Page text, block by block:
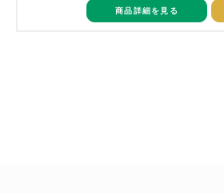
商品詳細を見る